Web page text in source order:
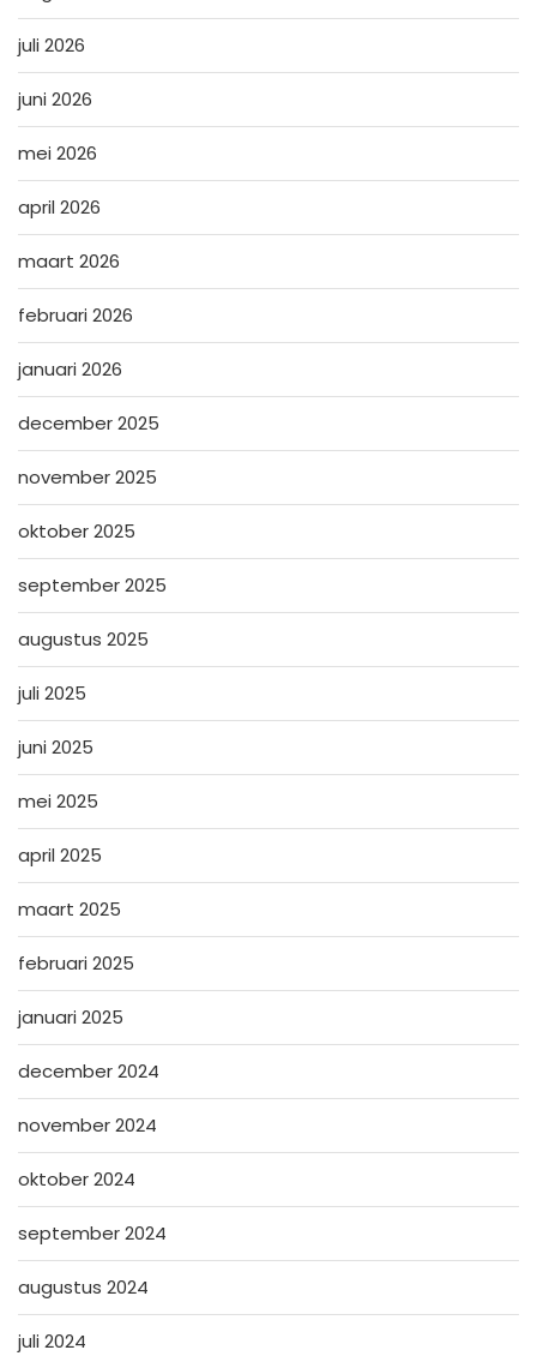
juli 2026
juni 2026
mei 2026
april 2026
maart 2026
februari 2026
januari 2026
december 2025
november 2025
oktober 2025
september 2025
augustus 2025
juli 2025
juni 2025
mei 2025
april 2025
maart 2025
februari 2025
januari 2025
december 2024
november 2024
oktober 2024
september 2024
augustus 2024
juli 2024